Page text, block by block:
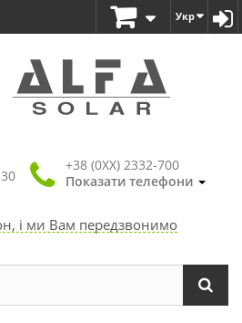
Укр
+38 (0XX) 2332-700
Показати телефони
і ми Вам передзвонимо